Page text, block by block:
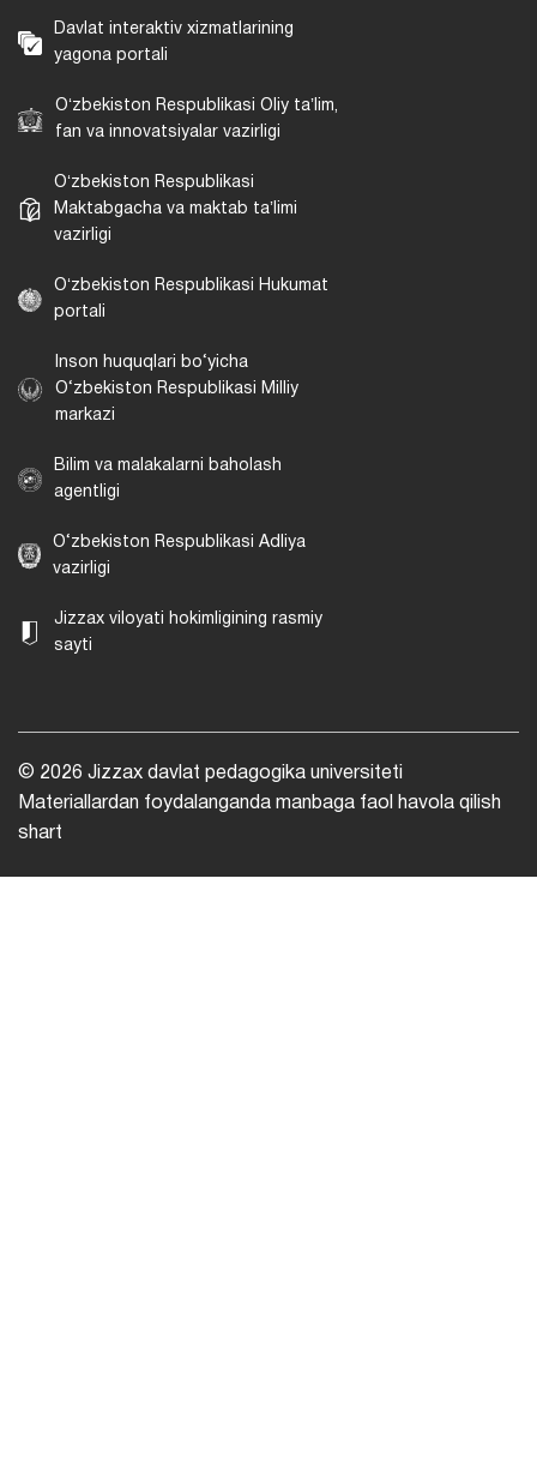
Davlat interaktiv xizmatlarining
yagona portali
Oʻzbekiston Respublikasi Oliy taʼlim,
fan va innovatsiyalar vazirligi
Oʻzbekiston Respublikasi
Maktabgacha va maktab taʼlimi
vazirligi
Oʻzbekiston Respublikasi Hukumat
portali
Inson huquqlari bo‘yicha
O‘zbekiston Respublikasi Milliy
markazi
Bilim va malakalarni baholash
agentligi
O‘zbekiston Respublikasi Adliya
vazirligi
Jizzax viloyati hokimligining rasmiy
sayti
© 2026 Jizzax davlat pedagogika universiteti
Materiallardan foydalanganda manbaga faol havola qilish
shart